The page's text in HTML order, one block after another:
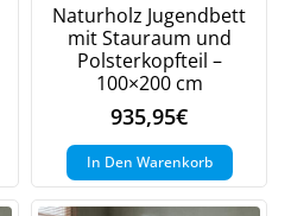
Naturholz Jugendbett
mit Stauraum und
Polsterkopfteil –
100×200 cm
935,95€
In Den Warenkorb